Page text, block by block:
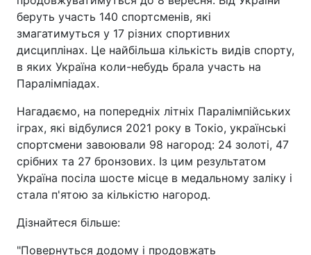
беруть участь 140 спортсменів, які
змагатимуться у 17 різних спортивних
дисциплінах. Це найбільша кількість видів спорту,
в яких Україна коли-небудь брала участь на
Паралімпіадах.
Нагадаємо, на попередніх літніх Паралімпійських
іграх, які відбулися 2021 року в Токіо, українські
спортсмени завоювали 98 нагород: 24 золоті, 47
срібних та 27 бронзових. Із цим результатом
Україна посіла шосте місце в медальному заліку і
стала п'ятою за кількістю нагород.
Дізнайтеся більше:
"Повернуться додому і продовжать